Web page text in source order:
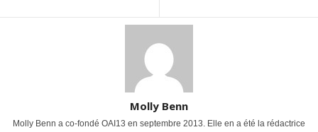
Molly Benn
Molly Benn a co-fondé OAI13 en septembre 2013. Elle en a été la rédactrice